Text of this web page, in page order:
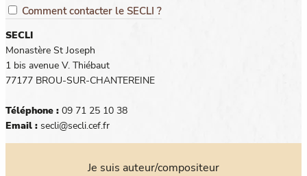
Comment contacter le SECLI ?
SECLI
Monastère St Joseph
1 bis avenue V. Thiébaut
77177 BROU-SUR-CHANTEREINE
Téléphone : 09 71 25 10 38
Email : secli@secli.cef.fr
Je suis auteur/compositeur